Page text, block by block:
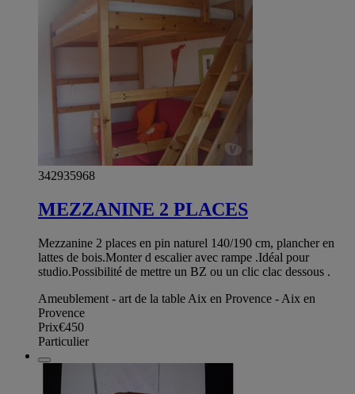
342935968
MEZZANINE 2 PLACES
Mezzanine 2 places en pin naturel 140/190 cm, plancher en
lattes de bois.Monter d escalier avec rampe .Idéal pour
studio.Possibilité de mettre un BZ ou un clic clac dessous .
Ameublement - art de la table Aix en Provence - Aix en
Provence
Prix€450
Particulier